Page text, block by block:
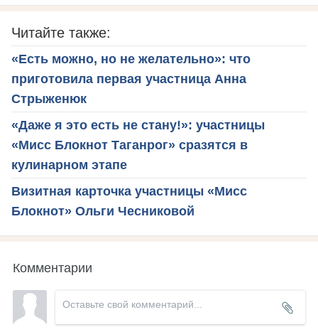
Читайте также:
«Есть можно, но не желательно»: что
приготовила первая участница Анна
Стрыженюк
«Даже я это есть не стану!»: участницы
«Мисс Блокнот Таганрог» сразятся в
кулинарном этапе
Визитная карточка участницы «Мисс
Блокнот» Ольги Чесниковой
Комментарии